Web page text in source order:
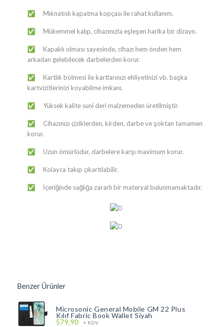
✅ Mıknatıslı kapatma kopçası ile rahat kullanım.
✅ Mükemmel kalıp, cihazınızla eşleşen harika bir dizayn.
✅ Kapaklı olması sayesinde, cihazı hem önden hem
arkadan gelebilecek darbelerden korur.
✅ Kartlık bölmesi ile kartlarınızı ehliyetinizi vb. başka
kartvizitlerinizi koyabilme imkanı.
✅ Yüksek kalite suni deri malzemeden üretilmiştir.
✅ Cihazınızı çiziklerden, kirden, darbe ve şoktan tamamen
korur.
✅ Uzun ömürlüdür, darbelere karşı maximum korur.
✅ Kolayca takıp çıkartılabilir.
✅ İçeriğinde sağlığa zararlı bir materyal bulunmamaktadır.
Benzer Ürünler
Microsonic General Mobile GM 22 Plus
Kılıf Fabric Book Wallet Siyah
579,90 + KDV